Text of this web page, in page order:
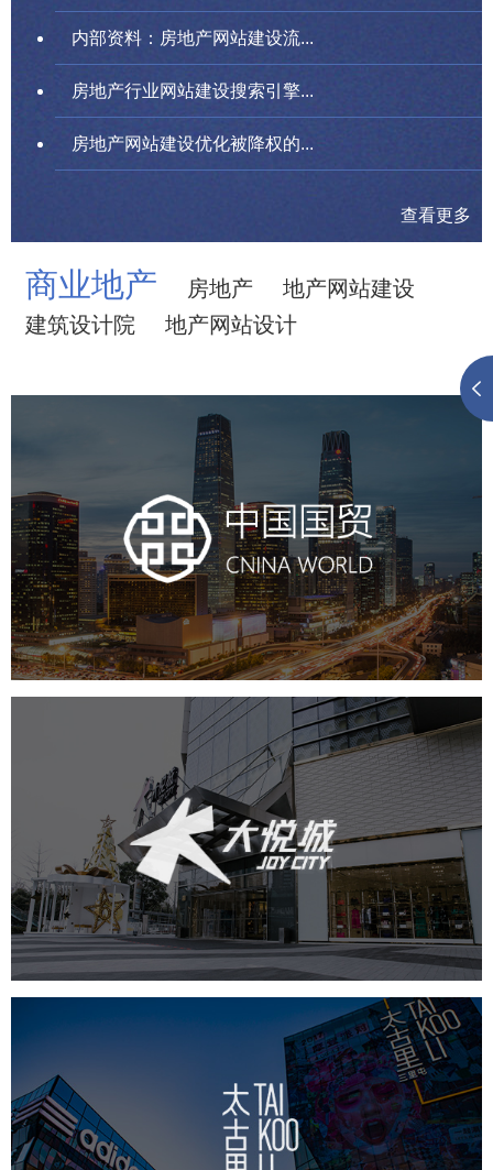
内部资料：房地产网站建设流...
房地产行业网站建设搜索引擎...
房地产网站建设优化被降权的...
查看更多
商业地产 房地产
地产网站建设
建筑设计院
地产网站设计
中国国贸
房地产 商业地产 地产网站建设
地产网站设计
网站建设
电商网站
中粮·大悦城
房地产 商业地产 地产网站建设 网页设计
太古里